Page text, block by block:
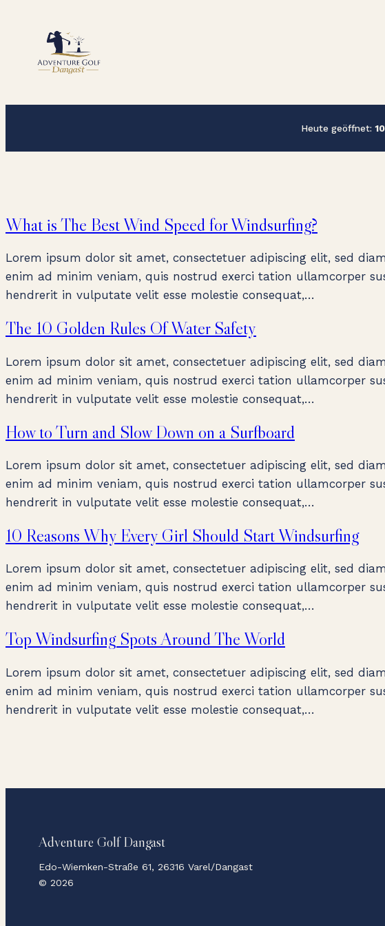
springen
Heute geöffnet:
What is The Best Wind Speed for Windsurfing?
Lorem ipsum dolor sit amet, consectetuer adipiscing elit, sed
enim ad minim veniam, quis nostrud exerci tation ullamcorper
hendrerit in vulputate velit esse molestie consequat,…
The 10 Golden Rules Of Water Safety
Lorem ipsum dolor sit amet, consectetuer adipiscing elit, sed
enim ad minim veniam, quis nostrud exerci tation ullamcorper
hendrerit in vulputate velit esse molestie consequat,…
How to Turn and Slow Down on a Surfboard
Lorem ipsum dolor sit amet, consectetuer adipiscing elit, sed
enim ad minim veniam, quis nostrud exerci tation ullamcorper
hendrerit in vulputate velit esse molestie consequat,…
10 Reasons Why Every Girl Should Start Windsurfing
Lorem ipsum dolor sit amet, consectetuer adipiscing elit, sed
enim ad minim veniam, quis nostrud exerci tation ullamcorper
hendrerit in vulputate velit esse molestie consequat,…
Top Windsurfing Spots Around The World
Lorem ipsum dolor sit amet, consectetuer adipiscing elit, sed
enim ad minim veniam, quis nostrud exerci tation ullamcorper
hendrerit in vulputate velit esse molestie consequat,…
Adventure Golf Dangast
Edo-Wiemken-Straße 61, 26316 Varel/Dangast
© 2026